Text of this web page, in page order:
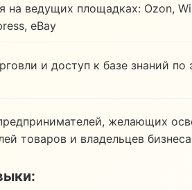
на ведущих площадках: Ozon,
eBay
и доступ к базе знаний по
желающих
товаров и владельцев